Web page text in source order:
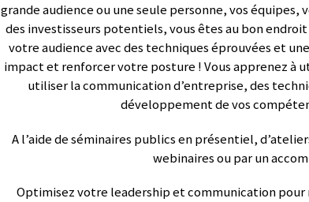
grande audience ou une seule personne, vos
des investisseurs potentiels, vous êtes au bon
votre audience avec des techniques éprouvées et
impact et renforcer votre posture ! Vous apprenez à
utiliser la communication d’entreprise, des
développement de vos
A l’aide de séminaires publics en présentiel,
webinaires ou par un
Optimisez votre leadership et communication